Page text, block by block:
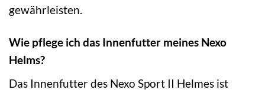
gewährleisten.
Wie pflege ich das Innenfutter meines Nexo
Helms?
Das Innenfutter des Nexo Sport II Helmes ist